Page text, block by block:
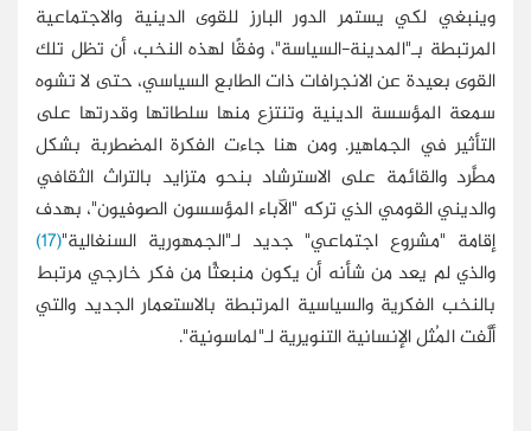
وينبغي لكي يستمر الدور البارز للقوى الدينية والاجتماعية
المرتبطة بـ"المدينة-السياسة"، وفقًا لهذه النخب، أن تظل تلك
القوى بعيدة عن الانجرافات ذات الطابع السياسي، حتى لا تشوه
سمعة المؤسسة الدينية وتنتزع منها سلطاتها وقدرتها على
التأثير في الجماهير. ومن هنا جاءت الفكرة المضطربة بشكل
مطَّرد والقائمة على الاسترشاد بنحو متزايد بالتراث الثقافي
والديني القومي الذي تركه "الآباء المؤسسون الصوفيون"، بهدف
إقامة "مشروع اجتماعي" جديد لـ"الجمهورية السنغالية"(17)
والذي لم يعد من شأنه أن يكون منبعثًا من فكر خارجي مرتبط
بالنخب الفكرية والسياسية المرتبطة بالاستعمار الجديد والتي
ألَّفت المُثل الإنسانية التنويرية لـ"لماسونية".